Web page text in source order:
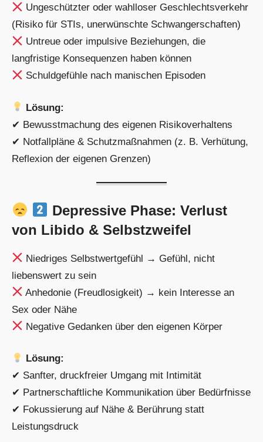
Ungeschützter oder wahlloser Geschlechtsverkehr
(Risiko für STIs, unerwünschte Schwangerschaften)
Untreue oder impulsive Beziehungen, die
langfristige Konsequenzen haben können
Schuldgefühle nach manischen Episoden
Lösung:
✔ Bewusstmachung des eigenen Risikoverhaltens
✔ Notfallpläne & Schutzmaßnahmen (z. B. Verhütung,
Reflexion der eigenen Grenzen)
Depressive Phase: Verlust
von Libido & Selbstzweifel
Niedriges Selbstwertgefühl → Gefühl, nicht
liebenswert zu sein
Anhedonie (Freudlosigkeit) → kein Interesse an
Sex oder Nähe
Negative Gedanken über den eigenen Körper
Lösung:
✔ Sanfter, druckfreier Umgang mit Intimität
✔ Partnerschaftliche Kommunikation über Bedürfnisse
✔ Fokussierung auf Nähe & Berührung statt
Leistungsdruck